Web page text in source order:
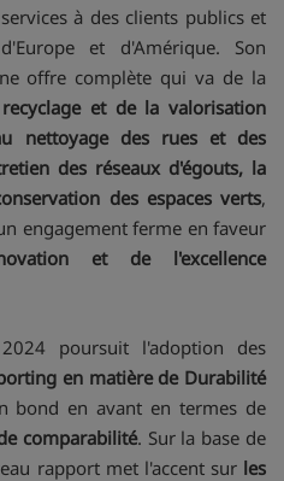
à des clients publics et
et d'Amérique. Son
offre complète qui va de la
et de la valorisation
nettoyage des rues et des
des réseaux d'égouts, la
des espaces verts,
engagement ferme en faveur
et de l'excellence
poursuit l'adoption des
en matière de Durabilité
bond en avant en termes de
comparabilité. Sur la base de
rapport met l'accent sur les